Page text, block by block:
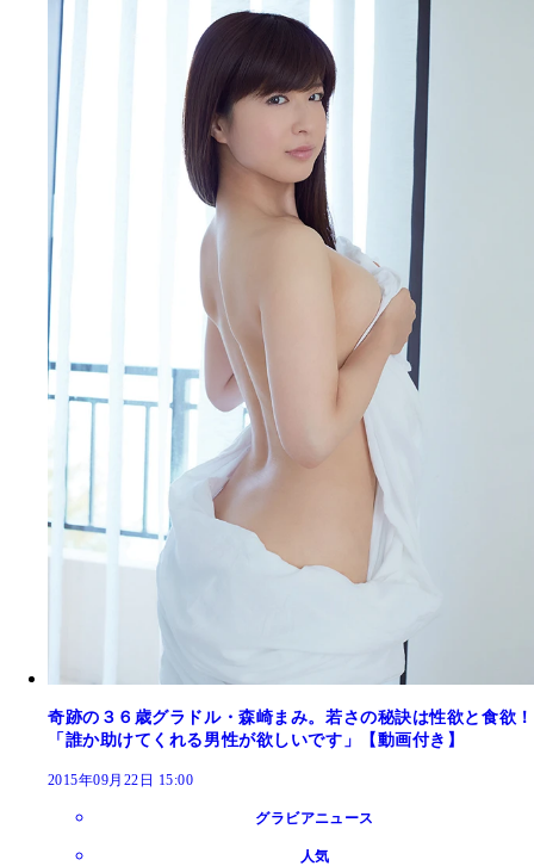
奇跡の３６歳グラドル・森崎まみ。若さの秘訣は性欲と食欲！
「誰か助けてくれる男性が欲しいです」【動画付き】
2015年09月22日 15:00
グラビアニュース
人気